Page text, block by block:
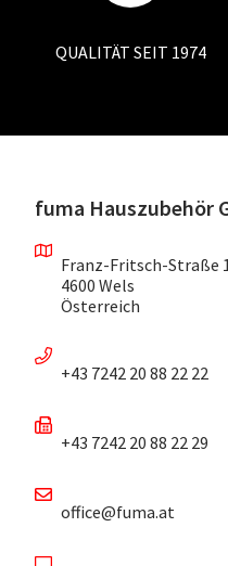
QUALITÄT SEIT 1974
fuma Hauszubehör
Franz-Fritsch-Straße
4600 Wels
Österreich
+43 7242 20 88 22 22
+43 7242 20 88 22 29
office@fuma.at